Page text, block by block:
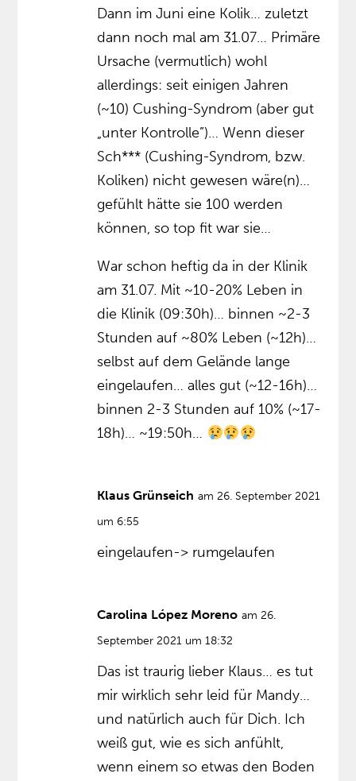
Dann im Juni eine Kolik… zuletzt
dann noch mal am 31.07… Primäre
Ursache (vermutlich) wohl
allerdings: seit einigen Jahren
(~10) Cushing-Syndrom (aber gut
„unter Kontrolle”)… Wenn dieser
Sch*** (Cushing-Syndrom, bzw.
Koliken) nicht gewesen wäre(n)…
gefühlt hätte sie 100 werden
können, so top fit war sie…
War schon heftig da in der Klinik
am 31.07. Mit ~10-20% Leben in
die Klinik (09:30h)… binnen ~2-3
Stunden auf ~80% Leben (~12h)…
selbst auf dem Gelände lange
eingelaufen… alles gut (~12-16h)…
binnen 2-3 Stunden auf 10% (~17-
18h)… ~19:50h…
Klaus Grünseich am 26. September 2021
um 6:55
eingelaufen-> rumgelaufen
Carolina López Moreno am 26.
September 2021 um 18:32
Das ist traurig lieber Klaus… es tut
mir wirklich sehr leid für Mandy…
und natürlich auch für Dich. Ich
weiß gut, wie es sich anfühlt,
wenn einem so etwas den Boden